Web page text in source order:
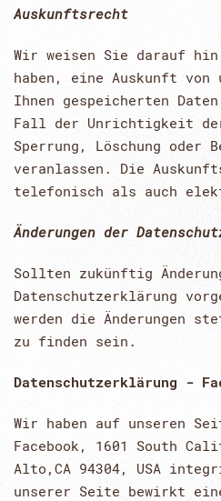
Auskunftsrecht
Wir weisen Sie darauf
haben, eine Auskunft von
Ihnen gespeicherten
Fall der Unrichtigkeit
Sperrung, Löschung oder
veranlassen. Die
telefonisch als auch
Änderungen der
Sollten zukünftig
Datenschutzerklärung
werden die Änderungen
zu finden sein.
Datenschutzerklärung -
Wir haben auf unseren
Facebook, 1601 South
Alto,CA 94304, USA
unserer Seite bewirkt